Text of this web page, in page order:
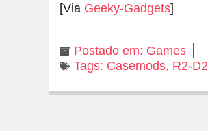
[Via Geeky-Gadgets]
Postado em: Games
Tags: Casemods, R2-D2